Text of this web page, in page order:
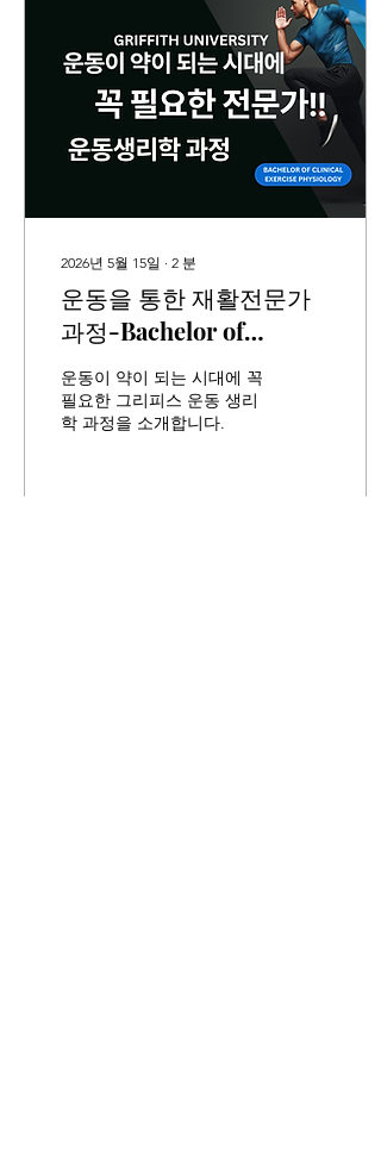
2026년 5월 15일 ∙ 2 분
운동을 통한 재활전문가
과정-Bachelor of
Clinical Exercise
Physiology
운동이 약이 되는 시대에 꼭
필요한 그리피스 운동 생리
학 과정을 소개합니다.